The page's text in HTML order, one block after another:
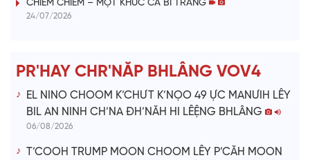
e
o
CHIÊM CHIÊM – MỘT KHÚC CA BI TRÁNG
24/07/2026
PR'HAY CHR'NĂP BHLÂNG VOV4
EL NINO CHOOM K’CHƯT K’NỌO 49 ỰC MANƯIH LÊY
BIL AN NINH CH’NA ĐH’NĂH HI LÊỆNG BHLÂNG
06/08/2026
T’COOH TRUMP MOON CHOOM LÊY P’CĂH MOON